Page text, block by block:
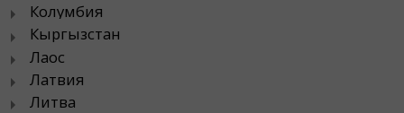
Колумбия
Кыргызстан
Лаос
Латвия
Литва